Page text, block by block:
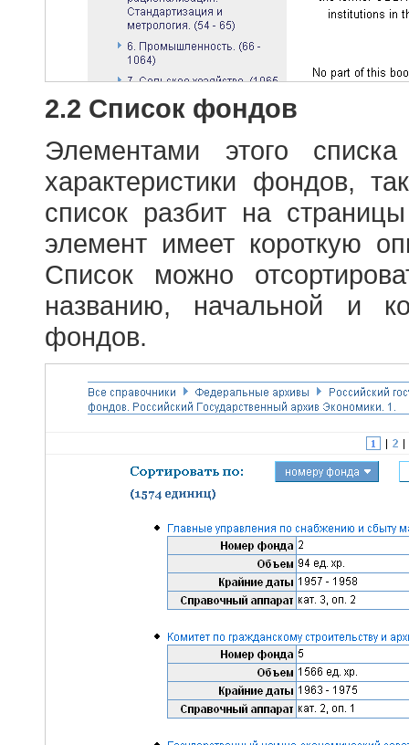
2.2 Список фондов
Элементами этого
характеристики фондов,
список разбит на
элемент имеет короткую
Список можно
названию, начальной и
фондов.